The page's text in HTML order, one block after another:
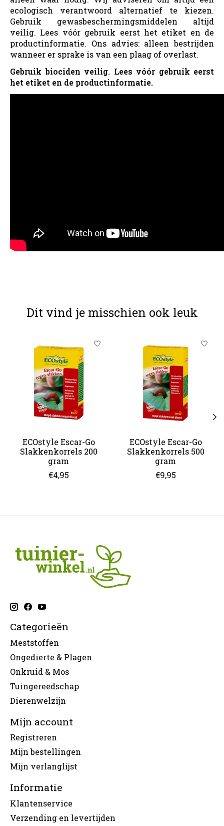
ecologisch verantwoord alternatief te kiezen.
Gebruik gewasbeschermingsmiddelen altijd
veilig. Lees vóór gebruik eerst het etiket en de
productinformatie. Ons advies: alleen bestrijden
wanneer er sprake is van een plaag of overlast.
Gebruik biociden veilig. Lees vóór gebruik eerst
het etiket en de productinformatie.
Dit vind je misschien ook leuk
Items van productcarrousel
ECOstyle Escar-Go
Slakkenkorrels 200
gram
€4,95
ECOstyle Escar-Go
Slakkenkorrels 500
gram
€9,95
Categorieën
Meststoffen
Ongedierte & Plagen
Onkruid & Mos
Tuingereedschap
Dierenwelzijn
Mijn account
Registreren
Mijn bestellingen
Mijn verlanglijst
Informatie
Klantenservice
Verzending en levertijden